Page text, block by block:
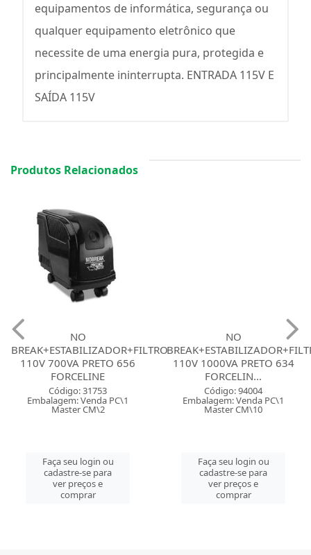
equipamentos de informática, segurança ou
qualquer equipamento eletrônico que
necessite de uma energia pura, protegida e
principalmente ininterrupta. ENTRADA 115V E
SAÍDA 115V
Produtos Relacionados
NO
BREAK+ESTABILIZADOR+FILTRO
110V 700VA PRETO 656
FORCELINE
Código: 31753
Embalagem: Venda PC\1
Master CM\2
Faça seu login ou
cadastre-se para
ver preços e
comprar
NO
110V 1000VA PRETO 634
FORCELIN...
Código: 94004
Embalagem: Venda PC\1
Master CM\10
Faça seu login ou
cadastre-se para
ver preços e
comprar